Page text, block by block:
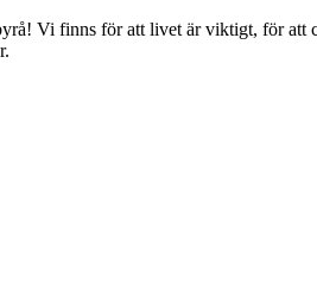
Vi finns för att livet är viktigt, för att